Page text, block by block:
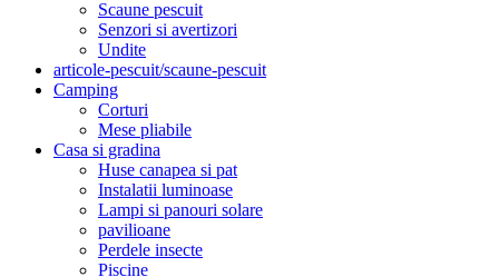
Scaune pescuit
Senzori si avertizori
Undite
articole-pescuit/scaune-pescuit
Camping
Corturi
Mese pliabile
Casa si gradina
Huse canapea si pat
Instalatii luminoase
Lampi si panouri solare
pavilioane
Perdele insecte
Piscine